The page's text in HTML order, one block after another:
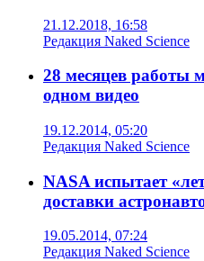
21.12.2018, 16:58
Редакция Naked Science
28 месяцев работы
одном видео
19.12.2014, 05:20
Редакция Naked Science
NASA испытает
доставки
19.05.2014, 07:24
Редакция Naked Science